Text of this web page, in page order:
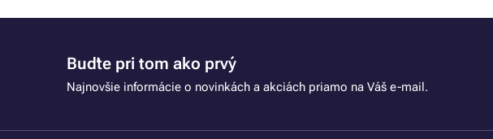
Buďte pri tom ako prvý
Najnovšie informácie o novinkách a akciách priamo na Váš e-mail.